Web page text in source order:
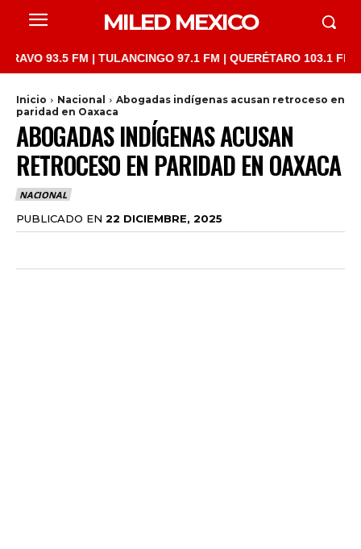
MILED MEXICO
FM | TULANCINGO 97.1 FM | QUERÉTARO 103.1 FM |
Inicio Nacional
Abogadas indígenas acusan retroceso en
paridad en Oaxaca
ABOGADAS INDÍGENAS ACUSAN
RETROCESO EN PARIDAD EN OAXACA
NACIONAL
PUBLICADO EN 22 DICIEMBRE, 2025